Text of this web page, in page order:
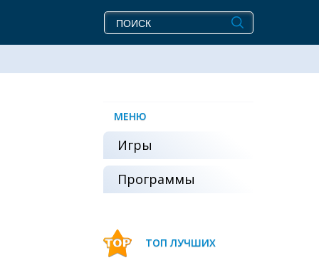
МЕНЮ
Игры
Программы
ТОП ЛУЧШИХ